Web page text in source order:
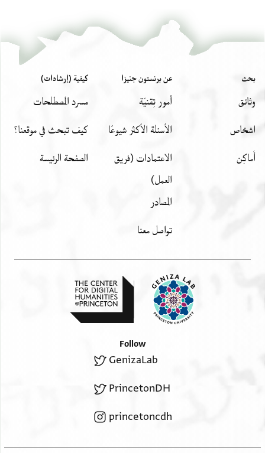
بحث
وثائق
اشخاص
أَماكِن
عن برنستون جنيزا
أمور تِقنيّة
الأسئلة الأكثر شيوعًا
الاعتمادات (فريق
العمل)
المصادر
تواصل معنا
كيفية (إرشادات)
مسرد المصطلحات
كيف تبحث في موقعنا؟
الصفحة الرئيسة
Follow
GenizaLab
PrincetonDH
princetoncdh